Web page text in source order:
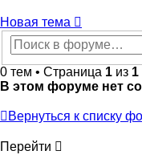
Новая тема
0 тем • Страница 1 из 1
В этом форуме нет
Вернуться к списку
Перейти